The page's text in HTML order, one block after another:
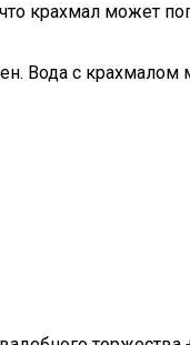
крахмал может
Вода с